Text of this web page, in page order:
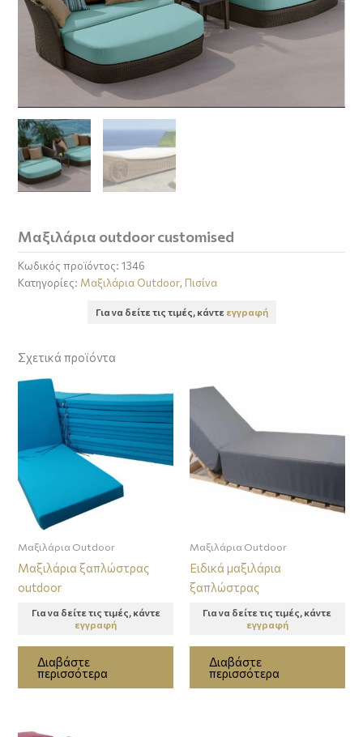
Μαξιλάρια outdoor customised
Κωδικός προϊόντος:1346
Κατηγορίες: Μαξιλάρια Outdoor, Πισίνα
Για να δείτε τις τιμές, κάντε εγγραφή
Σχετικά προϊόντα
Μαξιλάρια Outdoor
Μαξιλάρια ξαπλώστρας
outdoor
Για να δείτε τις τιμές, κάντε
εγγραφή
Διαβάστε
περισσότερα
Μαξιλάρια Outdoor
Ειδικά μαξιλάρια
ξαπλώστρας
Για να δείτε τις τιμές, κάντε
εγγραφή
Διαβάστε
περισσότερα